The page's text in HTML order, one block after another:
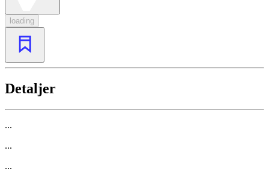
loading
Detaljer
...
...
...